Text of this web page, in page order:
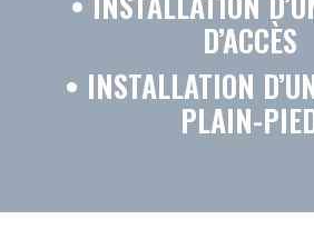
©AMICIAL 2021 | MENTIONS LÉGALES |
MÉDIATEUR DE LA CONSOMMATION